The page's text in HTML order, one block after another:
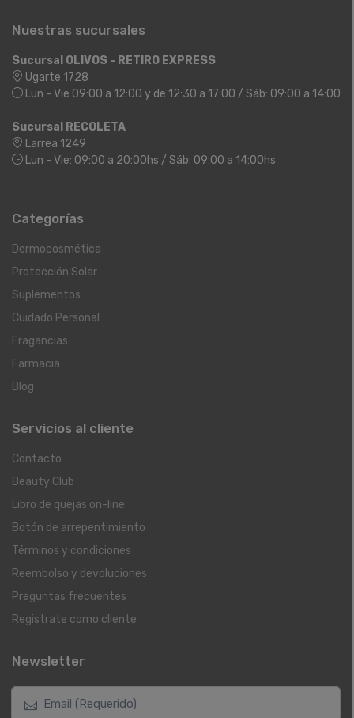
Nuestras sucursales
Sucursal OLIVOS - RETIRO EXPRESS
Ugarte 1728
Lun - Vie 09:00 a 12:00 y de 12:30 a 17:00 / Sáb: 09:00 a 14:00
Sucursal RECOLETA
Larrea 1249
Lun - Vie: 09:00 a 20:00hs / Sáb: 09:00 a 14:00hs
Categorías
Dermocosmética
Protección Solar
Suplementos
Cuidado Personal
Fragancias
Farmacia
Blog
Servicios al cliente
Contacto
Beauty Club
Libro de quejas on-line
Botón de arrepentimiento
Términos y condiciones
Reembolso y devoluciones
Preguntas frecuentes
Registrate como cliente
Newsletter